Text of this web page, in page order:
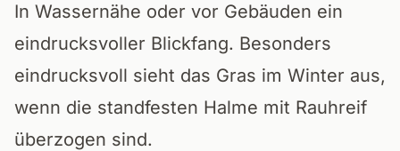
In Wassernähe oder vor Gebäuden ein
eindrucksvoller Blickfang. Besonders
eindrucksvoll sieht das Gras im Winter aus,
wenn die standfesten Halme mit Rauhreif
überzogen sind.